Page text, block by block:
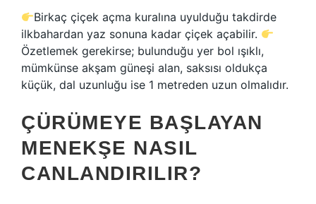
Birkaç çiçek açma kuralına uyulduğu takdirde
ilkbahardan yaz sonuna kadar çiçek açabilir.
Özetlemek gerekirse; bulunduğu yer bol ışıklı,
mümkünse akşam güneşi alan, saksısı oldukça
küçük, dal uzunluğu ise 1 metreden uzun olmalıdır.
ÇÜRÜMEYE BAŞLAYAN
MENEKŞE NASIL
CANLANDIRILIR?